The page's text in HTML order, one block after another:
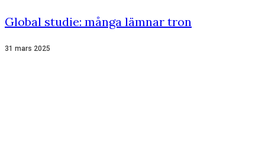
Global studie: många lämnar tron
31 mars 2025